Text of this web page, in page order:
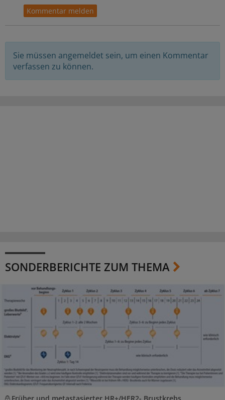
Sie müssen angemeldet sein, um einen Kommentar
verfassen zu können.
SONDERBERICHTE ZUM THEMA